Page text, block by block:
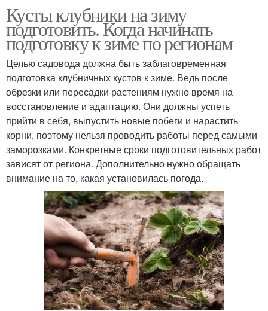
Кусты клубники на зиму
подготовить. Когда начинать
подготовку к зиме по регионам
Целью садовода должна быть заблаговременная
подготовка клубничных кустов к зиме. Ведь после
обрезки или пересадки растениям нужно время на
восстановление и адаптацию. Они должны успеть
прийти в себя, выпустить новые побеги и нарастить
корни, поэтому нельзя проводить работы перед самыми
заморозками. Конкретные сроки подготовительных работ
зависят от региона. Дополнительно нужно обращать
внимание на то, какая установилась погода.